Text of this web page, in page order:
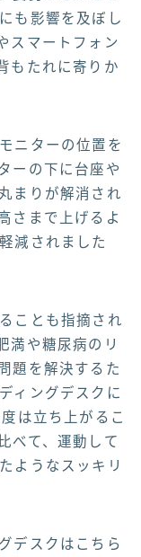
も影響を及ぼし
スマートフォン
もたれに寄りか
ニターの位置を
ーの下に台座や
まりが解消され
さまで上げるよ
減されました
ことも指摘され
満や糖尿病のリ
題を解決するた
ィングデスクに
は立ち上がるこ
べて、運動して
ようなスッキリ
デスクはこちら